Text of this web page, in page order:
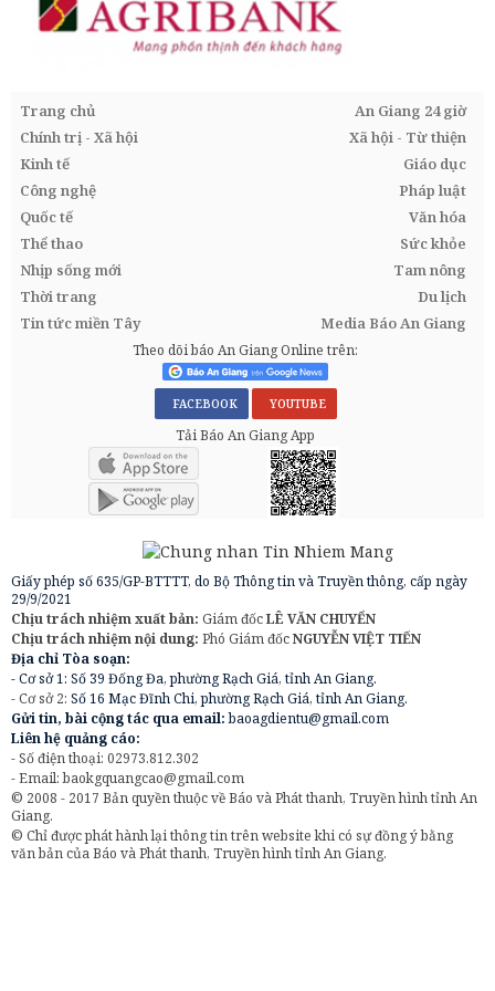
Trang chủ
An Giang 24 giờ
Chính trị - Xã hội
Xã hội - Từ thiện
Kinh tế
Giáo dục
Công nghệ
Pháp luật
Quốc tế
Văn hóa
Thể thao
Sức khỏe
Nhịp sống mới
Tam nông
Thời trang
Du lịch
Tin tức miền Tây
Media Báo An Giang
Theo dõi báo An Giang Online trên:
FACEBOOK YOUTUBE
Tải Báo An Giang App
Giấy phép số 635/GP-BTTTT, do Bộ Thông tin và Truyền thông, cấp ngày
29/9/2021
Chịu trách nhiệm xuất bản: Giám đốcLÊ VĂN CHUYỂN
Chịu trách nhiệm nội dung: Phó Giám đốcNGUYỄN VIỆT TIẾN
Địa chỉ Tòa soạn:
- Cơ sở 1: Số 39 Đống Đa, phường Rạch Giá, tỉnh An Giang.
- Cơ sở 2: Số 16 Mạc Đĩnh Chi, phường Rạch Giá, tỉnh An Giang.
Gửi tin, bài cộng tác qua email:baoagdientu@gmail.com
Liên hệ quảng cáo:
- Số điện thoại: 02973.812.302
- Email:baokgquangcao@gmail.com
© 2008 - 2017 Bản quyền thuộc về Báo và Phát thanh, Truyền hình tỉnh An
Giang.
© Chỉ được phát hành lại thông tin trên website khi có sự đồng ý bằng
văn bản của Báo và Phát thanh, Truyền hình tỉnh An Giang.